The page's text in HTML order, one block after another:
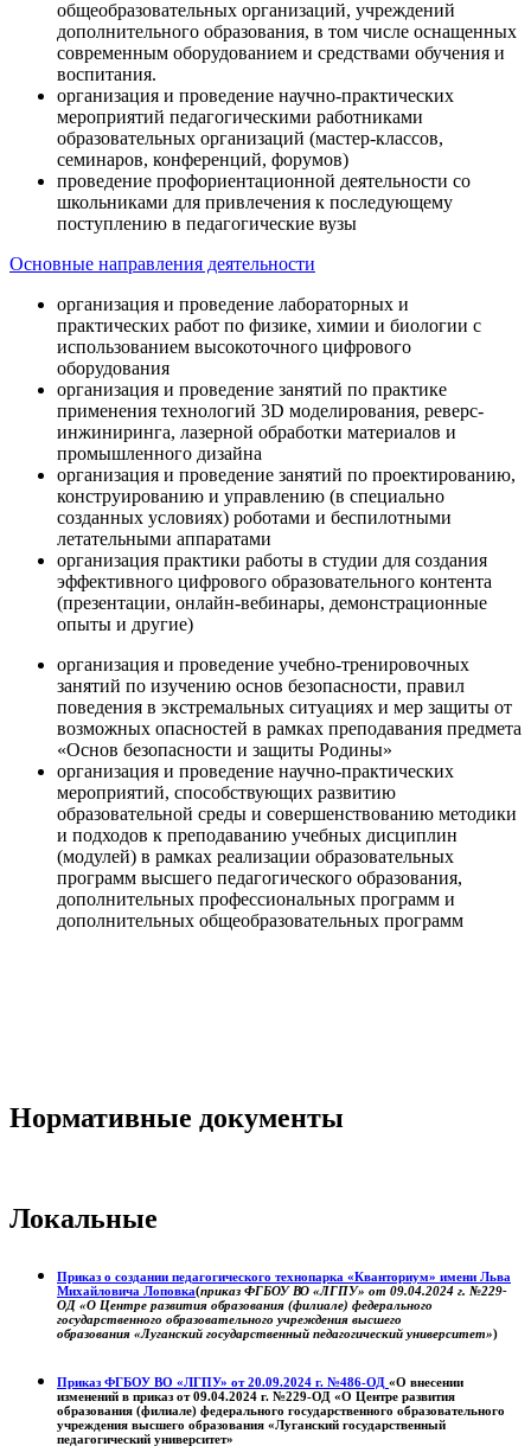
общеобразовательных организаций, учреждений
дополнительного образования, в том числе оснащенных
современным оборудованием и средствами обучения и
воспитания.
организация и проведение научно-практических
мероприятий педагогическими работниками
образовательных организаций (мастер-классов,
семинаров, конференций, форумов)
проведение профориентационной деятельности со
школьниками для привлечения к последующему
поступлению в педагогические вузы
Основные направления деятельности
организация и проведение лабораторных и
практических работ по физике, химии и биологии с
использованием высокоточного цифрового
оборудования
организация и проведение занятий по практике
применения технологий 3D моделирования, реверс-
инжиниринга, лазерной обработки материалов и
промышленного дизайна
организация и проведение занятий по проектированию,
конструированию и управлению (в специально
созданных условиях) роботами и беспилотными
летательными аппаратами
организация практики работы в студии для создания
эффективного цифрового образовательного контента
(презентации, онлайн-вебинары, демонстрационные
опыты и другие)
организация и проведение учебно-тренировочных
занятий по изучению основ безопасности, правил
поведения в экстремальных ситуациях и мер защиты от
возможных опасностей в рамках преподавания предмета
«Основ безопасности и защиты Родины»
организация и проведение научно-практических
мероприятий, способствующих развитию
образовательной среды и совершенствованию методики
и подходов к преподаванию учебных дисциплин
(модулей) в рамках реализации образовательных
программ высшего педагогического образования,
дополнительных профессиональных программ и
дополнительных общеобразовательных программ
Нормативные документы
Локальные
Приказ о создании педагогического технопарка «Кванториум» имени Льва
Михайловича Лоповка(приказ ФГБОУ ВО «ЛГПУ» от 09.04.2024 г. №229-
ОД «О Центре развития образования (филиале) федерального
государственного образовательного учреждения высшего
образования «Луганский государственный педагогический университет»)
Приказ ФГБОУ ВО «ЛГПУ» от 20.09.2024 г. №486-ОД «О внесении
изменений в приказ от 09.04.2024 г. №229-ОД «О Центре развития
образования (филиале) федерального государственного образовательного
учреждения высшего образования «Луганский государственный
педагогический университет»